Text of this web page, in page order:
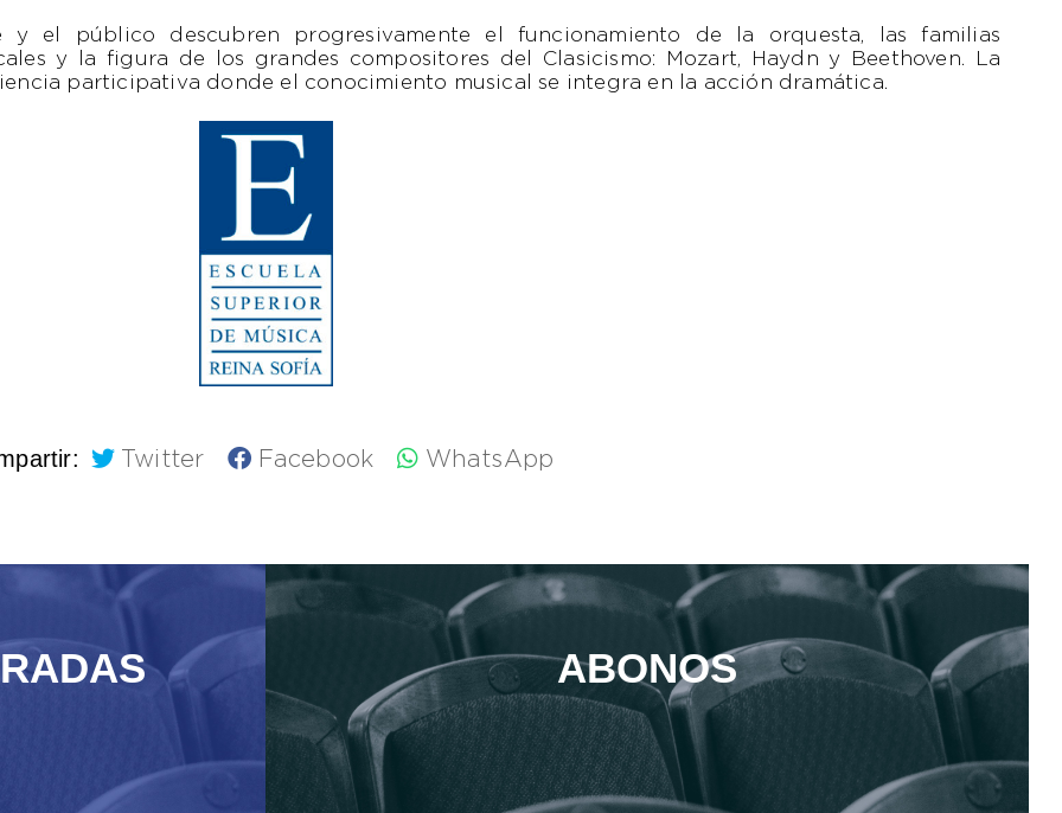
el público descubren progresivamente el funcionamiento de la orquesta, las familias
y la figura de los grandes compositores del Clasicismo: Mozart, Haydn y Beethoven. La
participativa donde el conocimiento musical se integra en la acción dramática.
Twitter Facebook WhatsApp
ABONOS